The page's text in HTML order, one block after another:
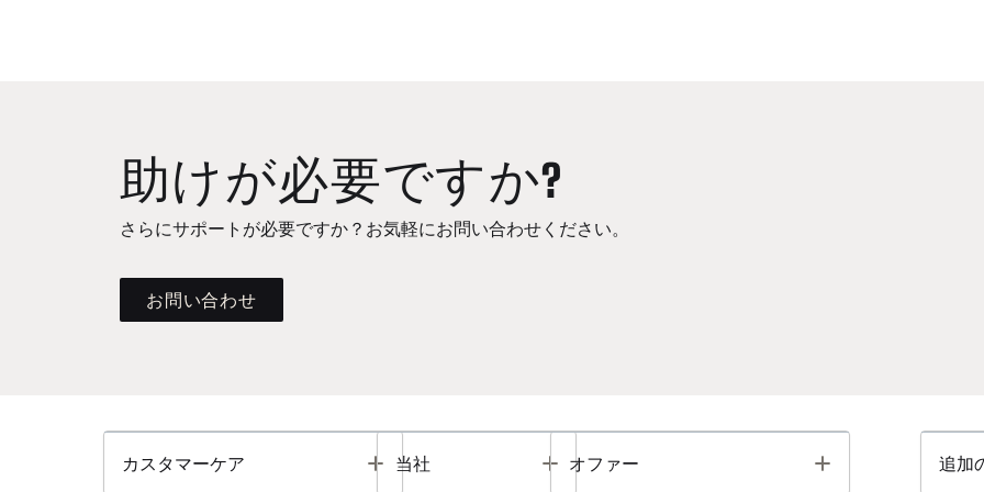
助けが必要ですか?
さらにサポートが必要ですか？お気軽にお問い合わせください。
お問い合わせ
カスタマーケア Toggle
当社 Toggle
オファー Toggle 追加